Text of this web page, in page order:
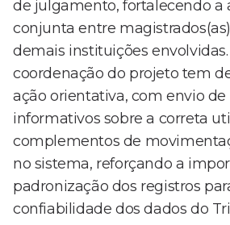
de julgamento, fortalecendo a
conjunta entre
demais instituições envolvidas.
coordenação do projeto tem
ação orientativa, com envio
informativos sobre a correta
complementos de
no sistema, reforçando a
padronização dos registros
confiabilidade dos dados do